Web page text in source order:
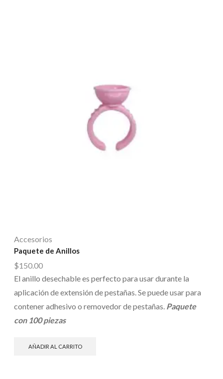
Accesorios
Paquete de Anillos
$150.00
El anillo desechable es perfecto para usar durante la
aplicación de extensión de pestañas. Se puede usar para
contener adhesivo o removedor de pestañas. Paquete
con 100 piezas
AÑADIR AL CARRITO